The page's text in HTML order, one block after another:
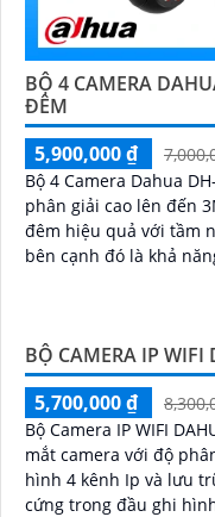
BỘ 4 CAMERA
ĐÊM
5,900,000 ₫
Bộ 4 Camera Dahua
phân giải cao lên đến
đêm hiệu quả với tầm
bên cạnh đó là khả
BỘ CAMERA IP WIFI
5,700,000 ₫
Bộ Camera IP WIFI
mắt camera với độ
hình 4 kênh Ip và lưu
cứng trong đầu ghi